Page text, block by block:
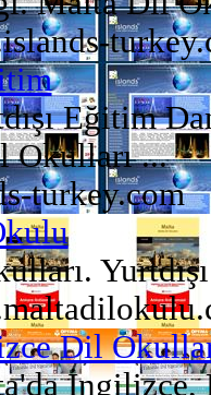
Eğitim
Okulları ...
turkey.com
Dil
İngilizce,